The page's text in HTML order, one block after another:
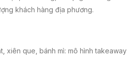
khách hàng địa phương.
xiên que, bánh mì: mô hình takeaway